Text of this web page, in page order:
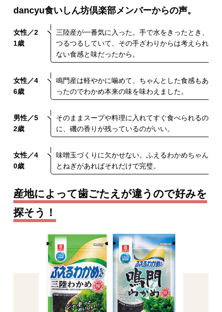
dancyu食いしん坊倶楽部メンバーからの声。
女性／2
1歳
三陸産が一番気に入った。手で水をきったとき、
つるつるしていて、その手ざわりからは考えられ
ない食感と味だったから。
女性／4
6歳
鳴門産は軽やかに噛めて、ちゃんとした食感もあ
ったのでわかめ本来の味を味わえました。
男性／5
2歳
そのままスープや料理に入れてすぐ食べられるの
に、磯の香りが残っているのがいい。
女性／4
0歳
味噌玉づくりに欠かせない。ふえるわかめちゃん
とねぎがあればそれだけで完璧。
産地によって歯ごたえが違うので好みを
探そう！